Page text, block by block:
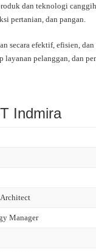
dan teknologi
pertanian, dan pangan.
secara efektif, efisien,
pelanggan, dan
Indmira
Manager